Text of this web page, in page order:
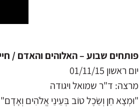
פותחים שבוע – האלוהים והאדם /
יום ראשון 01/11/15
מרצה: ד"ר שמואל ויגודה
"וּמְצָא חֵן וְשֵׂכֶל טוֹב בְּעֵינֵי אֱלֹהִים